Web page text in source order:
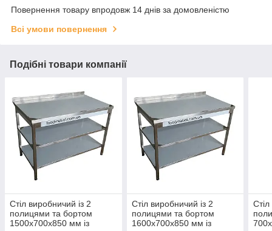
Повернення товару впродовж 14 днів за домовленістю
Всі умови повернення
Подібні товари компанії
Стіл виробничий із 2
полицями та бортом
1500х700х850 мм із
Стіл виробничий із 2
полицями та бортом
1600х700х850 мм із